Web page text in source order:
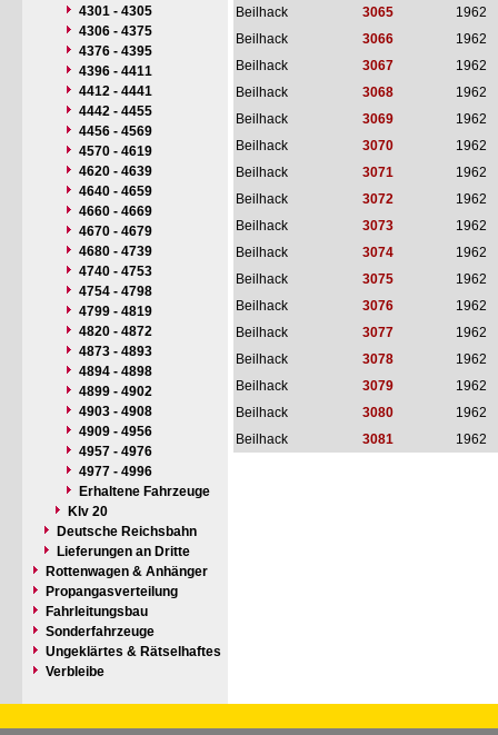
4301 - 4305
4306 - 4375
4376 - 4395
4396 - 4411
4412 - 4441
4442 - 4455
4456 - 4569
4570 - 4619
4620 - 4639
4640 - 4659
4660 - 4669
4670 - 4679
4680 - 4739
4740 - 4753
4754 - 4798
4799 - 4819
4820 - 4872
4873 - 4893
4894 - 4898
4899 - 4902
4903 - 4908
4909 - 4956
4957 - 4976
4977 - 4996
Erhaltene Fahrzeuge
Klv 20
Deutsche Reichsbahn
Lieferungen an Dritte
Rottenwagen & Anhänger
Propangasverteilung
Fahrleitungsbau
Sonderfahrzeuge
Ungeklärtes & Rätselhaftes
Verbleibe
Beilhack
3065
1962
Beilhack
3066
1962
Beilhack
3067
1962
Beilhack
3068
1962
Beilhack
3069
1962
Beilhack
3070
1962
Beilhack
3071
1962
Beilhack
3072
1962
Beilhack
3073
1962
Beilhack
3074
1962
Beilhack
3075
1962
Beilhack
3076
1962
Beilhack
3077
1962
Beilhack
3078
1962
Beilhack
3079
1962
Beilhack
3080
1962
Beilhack
3081 1962